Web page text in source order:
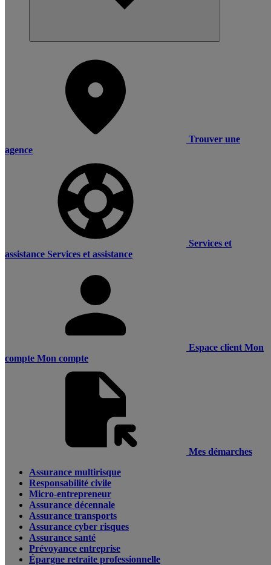
Trouver une
agence
Services et
assistance Services et assistance
Espace client Mon
compte Mon compte
Mes démarches
Assurance multirisque
Responsabilité civile
Micro-entrepreneur
Assurance décennale
Assurance transports
Assurance cyber risques
Assurance santé
Prévoyance entreprise
Épargne retraite professionnelle